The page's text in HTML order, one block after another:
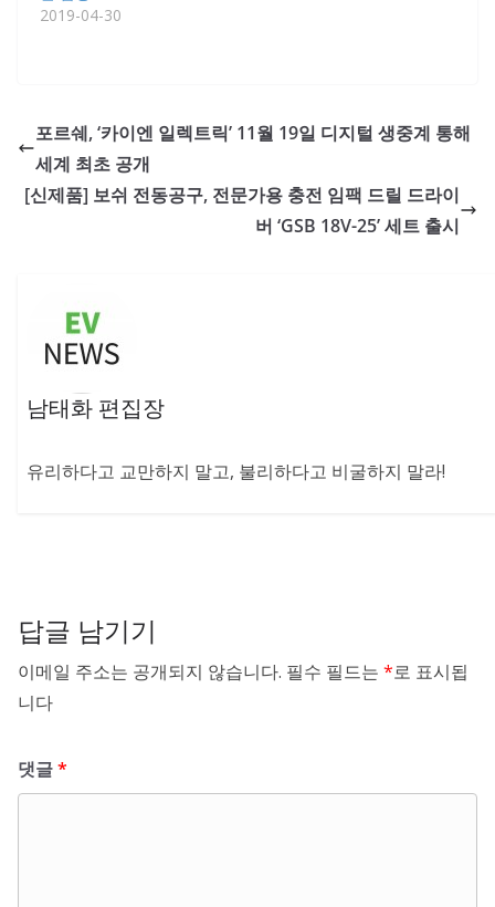
2019-04-30
포르쉐, ‘카이엔 일렉트릭’ 11월 19일 디지털 생중계 통해
세계 최초 공개
[신제품] 보쉬 전동공구, 전문가용 충전 임팩 드릴 드라이
버 ‘GSB 18V-25’ 세트 출시
남태화 편집장
유리하다고 교만하지 말고, 불리하다고 비굴하지 말라!
답글 남기기
이메일 주소는 공개되지 않습니다. 필수 필드는 *로 표시됩
니다
댓글*